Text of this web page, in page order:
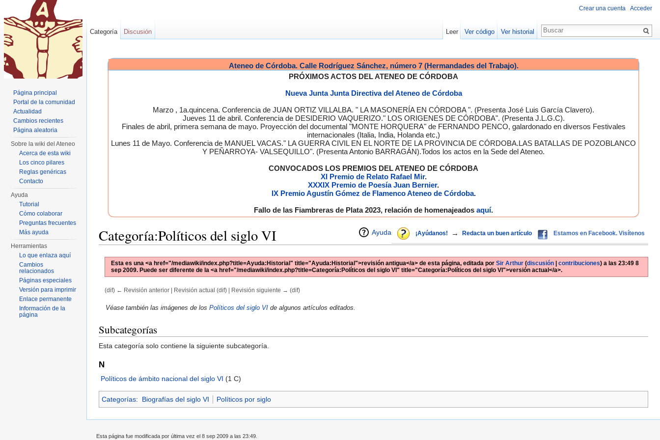
Ateneo de Córdoba. Calle Rodríguez Sánchez, número 7 (Hermandades del Trabajo).
PRÓXIMOS ACTOS DEL ATENEO DE CÓRDOBA
Nueva Junta Junta Directiva del Ateneo de Córdoba
Marzo , 1a.quincena. Conferencia de JUAN ORTIZ VILLALBA. " LA MASONERÍA EN CÓRDOBA ". (Presenta José Luis García Clavero).
Jueves 11 de abril. Conferencia de DESIDERIO VAQUERIZO." LOS ORIGENES DE CÓRDOBA". (Presenta J.L.G.C).
Finales de abril, primera semana de mayo. Proyección del documental "MONTE HORQUERA" de FERNANDO PENCO, galardonado en diversos Festivales
internacionales (Italia, India, Holanda etc,)
Lunes 11 de Mayo. Conferencia de MANUEL VACAS." LA GUERRA CIVIL EN EL NORTE DE LA PROVINCIA DE CÓRDOBA.LAS BATALLAS DE POZOBLANCO
Y PEÑARROYA- VALSEQUILLO". (Presenta Antonio BARRAGÁN).Todos los actos en la Sede del Ateneo.
CONVOCADOS LOS PREMIOS DEL ATENEO DE CÓRDOBA
XI Premio de Relato Rafael Mir.
XXXIX Premio de Poesía Juan Bernier.
IX Premio Agustín Gómez de Flamenco Ateneo de Córdoba.
Fallo de las Fiambreras de Plata 2023, relación de homenajeados aquí.
¡Ayúdanos! → Redacta un buen artículo Estamos en Facebook. Visítenos
Ayuda
Categoría:Políticos del siglo VI
Esta es una <a href="/mediawiki/index.php?title=Ayuda:Historial" title="Ayuda:Historial">revisión antigua</a> de esta página, editada por Sir Arthur (discusión| contribuciones)a las 23:49 8
sep 2009. Puede ser diferente de la <a href="/mediawiki/index.php?title=Categoría:Políticos del siglo VI" title="Categoría:Políticos del siglo VI">versión actual</a>.
(dif) ← Revisión anterior | Revisión actual (dif) | Revisión siguiente → (dif)
Véase también las imágenes de los Políticos del siglo VI de algunos artículos editados.
Subcategorías
Esta categoría solo contiene la siguiente subcategoría.
N
Políticos de ámbito nacional del siglo VI (1 C)
Categorías: Biografías del siglo VI Políticos por siglo
Crear una cuenta Acceder
Categoría Discusión Leer Ver código Ver historial
Página principal
Portal de la comunidad
Actualidad
Cambios recientes
Página aleatoria
Sobre la wiki del Ateneo
Acerca de esta wiki
Los cinco pilares
Reglas genéricas
Contacto
Ayuda
Tutorial
Cómo colaborar
Preguntas frecuentes
Más ayuda
Herramientas
Lo que enlaza aquí
Cambios
relacionados
Páginas especiales
Versión para imprimir
Enlace permanente
Información de la
página
Esta página fue modificada por última vez el 8 sep 2009 a las 23:49.